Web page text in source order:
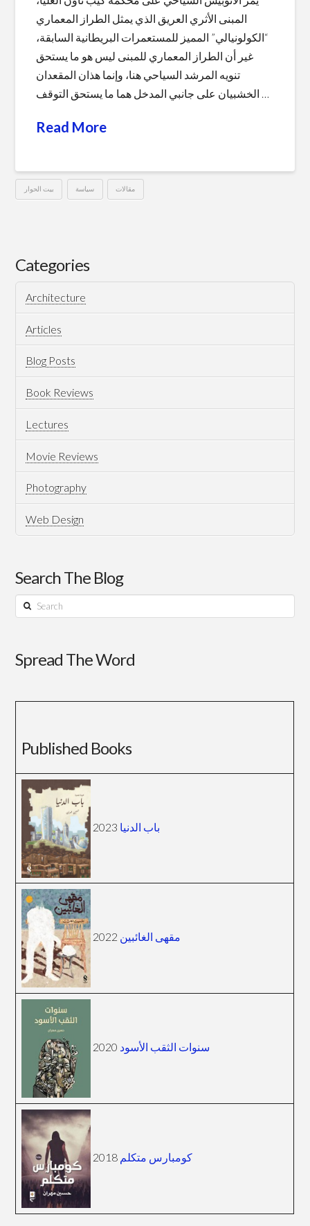
المبنى الأثري العريق الذي يمثل الطراز المعماري
“الكولونيالي” المميز للمستعمرات البريطانية السابقة،
غير أن الطراز المعماري للمبنى ليس هو ما يستحق
تنويه المرشد السياحي هنا، وإنما هذان المقعدان
الخشبيان على جانبي المدخل هما ما يستحق التوقف …
Read More
بيت الحوار سياسة مقالات
..
درس
في
التعايش
والمواطنة06.25.2012
Categories
Architecture
Articles
Blog Posts
Book Reviews
Lectures
Movie Reviews
Photography
Web Design
Search The Blog
Search
Spread The Word
Published Books
باب الدنيا
مقهى الغائبين
سنوات الثقب الأسود
كومبارس متكلم